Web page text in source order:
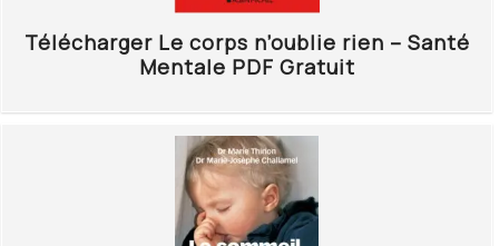
Télécharger Le corps n’oublie rien – Santé
Mentale PDF Gratuit